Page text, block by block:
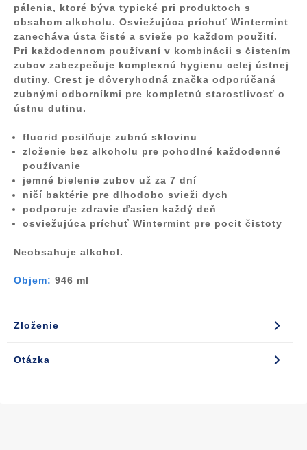
pálenia, ktoré býva typické pri produktoch s
obsahom alkoholu. Osviežujúca príchuť Wintermint
zanecháva ústa čisté a svieže po každom použití.
Pri každodennom používaní v kombinácii s čistením
zubov zabezpečuje komplexnú hygienu celej ústnej
dutiny. Crest je dôveryhodná značka odporúčaná
zubnými odborníkmi pre kompletnú starostlivosť o
ústnu dutinu.
fluorid posilňuje zubnú sklovinu
zloženie bez alkoholu pre pohodlné každodenné
používanie
jemné bielenie zubov už za 7 dní
ničí baktérie pre dlhodobo svieži dych
podporuje zdravie ďasien každý deň
osviežujúca príchuť Wintermint pre pocit čistoty
Neobsahuje alkohol.
Objem: 946 ml
Zloženie
Otázka